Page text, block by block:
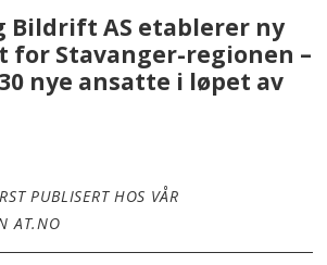
Bildrift AS etablerer ny
for Stavanger-regionen –
nye ansatte i løpet av
PUBLISERT HOS VÅR
AT.NO